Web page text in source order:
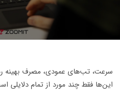
سرعت، تب‌های عمودی، مصرف بهینه
این‌ها فقط چند مورد از تمام دلایلی